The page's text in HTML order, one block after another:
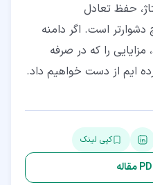
حفظ تعادل
است. اگر دامنه
مزایایی را که در صرفه
ایم از دست خواهیم داد.
کپی لینک